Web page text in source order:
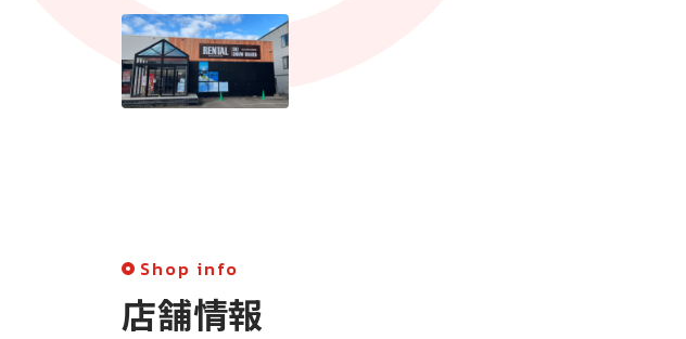
Shop info
店舗情報